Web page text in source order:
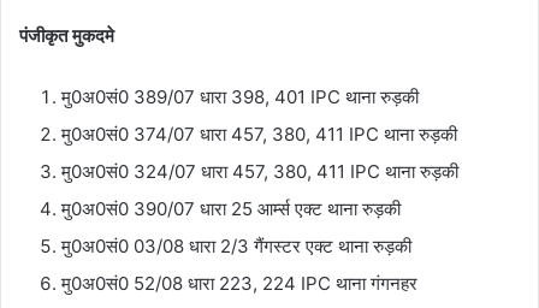
पंजीकृत मुकदमे
मु0अ0सं0 389/07 धारा 398, 401 IPC थाना रुड़की
मु0अ0सं0 374/07 धारा 457, 380, 411 IPC थाना रुड़की
मु0अ0सं0 324/07 धारा 457, 380, 411 IPC थाना रुड़की
मु0अ0सं0 390/07 धारा 25 आर्म्स एक्ट थाना रुड़की
मु0अ0सं0 03/08 धारा 2/3 गैंगस्टर एक्ट थाना रुड़की
मु0अ0सं0 52/08 धारा 223, 224 IPC थाना गंगनहर